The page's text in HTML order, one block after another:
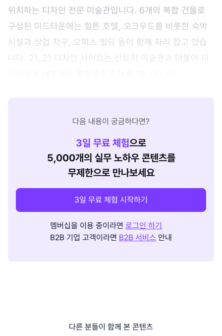
위치하는 디자인 전문 미술관입니다. 6개의 복합 건물로
구성된 미드타운에는 힐튼 호텔, 오크우드를 비롯한 숙박
시설과 상업 지구, 오피스 빌딩 등이 함께 자리 잡고 있습
니다. 21_21 디자인 사이트는 산토리 미술관과 더불어 미
다음 내용이 궁금하다면?
3일 무료 체험으로
5,000개의 실무 노하우 콘텐츠를
무제한으로 만나보세요
3일 무료 체험 시작하기
멤버십을 이용 중이라면 로그인 하기
B2B 기업 고객이라면 B2B 서비스 안내
다른 분들이 함께 본 콘텐츠